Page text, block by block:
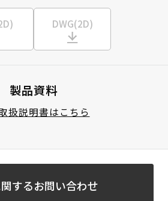
DWG(2D)
製品資料
扱説明書はこちら
するお問い合わせ